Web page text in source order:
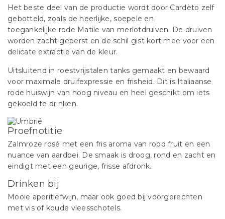
Het beste deel van de productie wordt door Cardèto zelf
gebotteld, zoals de heerlijke, soepele en
toegankelijke rode Matile van merlotdruiven. De druiven
worden zacht geperst en de schil gist kort mee voor een
delicate extractie van de kleur.
Uitsluitend in roestvrijstalen tanks gemaakt en bewaard
voor maximale druifexpressie en frisheid. Dit is Italiaanse
rode huiswijn van hoog niveau en heel geschikt om iets
gekoeld te drinken.
Proefnotitie
Zalmroze rosé met een fris aroma van rood fruit en een
nuance van aardbei. De smaak is droog, rond en zacht en
eindigt met een geurige, frisse afdronk.
Drinken bij
Mooie aperitiefwijn, maar ook goed bij voorgerechten
met vis of koude vleesschotels.